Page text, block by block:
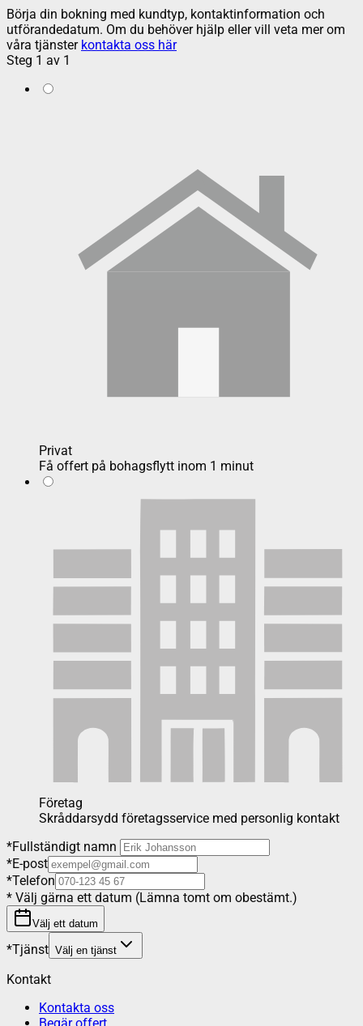
Börja din bokning med kundtyp, kontaktinformation och
utförandedatum. Om du behöver hjälp eller vill veta mer om
våra tjänster kontakta oss här
Steg 1 av 1
Privat
Få offert på bohagsflytt inom 1 minut
Företag
Skråddarsydd företagsservice med personlig kontakt
*Fullständigt namn
*E-post
*Telefon
* Välj gärna ett datum (Lämna tomt om obestämt.)
Välj ett datum
*Tjänst Välj en tjänst
Kontakt
Kontakta oss